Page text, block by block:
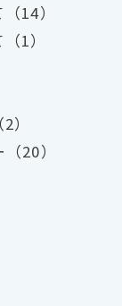
14）
1）
）
20）